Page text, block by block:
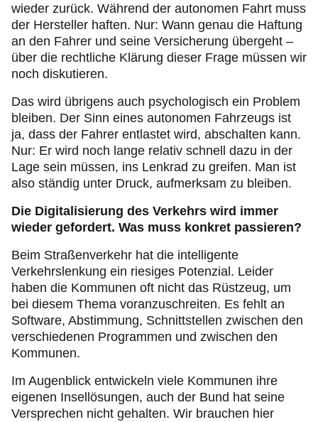
wieder zurück. Während der autonomen Fahrt muss
der Hersteller haften. Nur: Wann genau die Haftung
an den Fahrer und seine Versicherung übergeht –
über die rechtliche Klärung dieser Frage müssen wir
noch diskutieren.
Das wird übrigens auch psychologisch ein Problem
bleiben. Der Sinn eines autonomen Fahrzeugs ist
ja, dass der Fahrer entlastet wird, abschalten kann.
Nur: Er wird noch lange relativ schnell dazu in der
Lage sein müssen, ins Lenkrad zu greifen. Man ist
also ständig unter Druck, aufmerksam zu bleiben.
Die Digitalisierung des Verkehrs wird immer
wieder gefordert. Was muss konkret passieren?
Beim Straßenverkehr hat die intelligente
Verkehrslenkung ein riesiges Potenzial. Leider
haben die Kommunen oft nicht das Rüstzeug, um
bei diesem Thema voranzuschreiten. Es fehlt an
Software, Abstimmung, Schnittstellen zwischen den
verschiedenen Programmen und zwischen den
Kommunen.
Im Augenblick entwickeln viele Kommunen ihre
eigenen Insellösungen, auch der Bund hat seine
Versprechen nicht gehalten. Wir brauchen hier